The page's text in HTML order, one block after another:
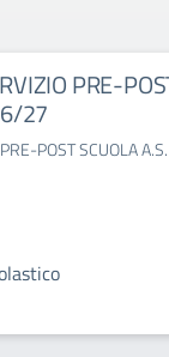
PRE-
27
POST SCUOLA A.S.